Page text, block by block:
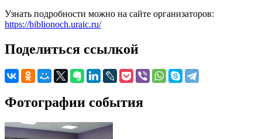
Узнать подробности можно на сайте организаторов:
https://biblionoch.uraic.ru/
Поделиться ссылкой
Фотографии события